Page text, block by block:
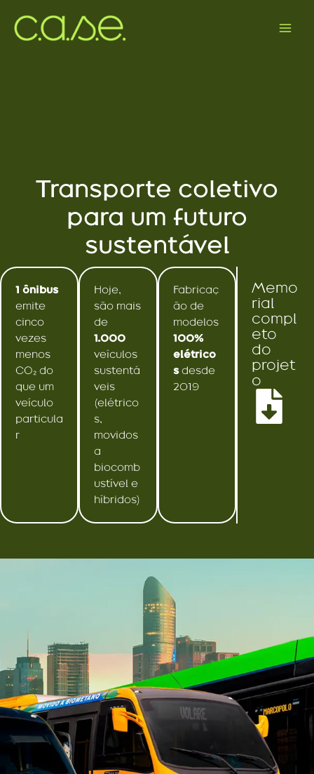
para
Transporte coletivo
para um futuro
sustentável
1 ônibus
emite
cinco
vezes
menos
CO₂ do
que um
veículo
particula
r
Hoje,
são mais
de
1.000
veículos
sustentá
veis
(elétrico
s,
movidos
a
biocomb
ustível e
híbridos)
Fabricaç
ão de
modelos
100%
elétrico
sdesde
2019
Memo
rial
compl
eto
do
projet
o